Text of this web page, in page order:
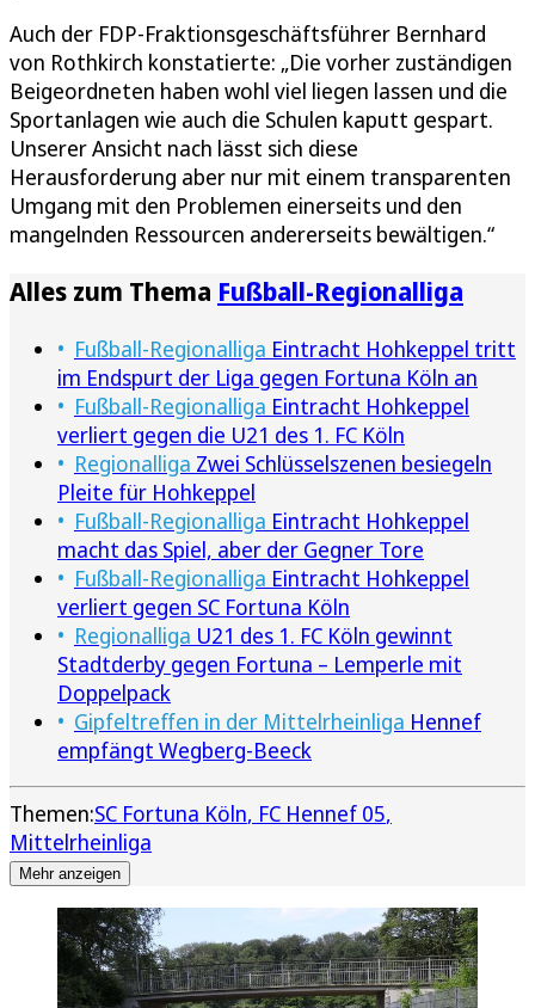
Auch der FDP-Fraktionsgeschäftsführer Bernhard
von Rothkirch konstatierte: „Die vorher zuständigen
Beigeordneten haben wohl viel liegen lassen und die
Sportanlagen wie auch die Schulen kaputt gespart.
Unserer Ansicht nach lässt sich diese
Herausforderung aber nur mit einem transparenten
Umgang mit den Problemen einerseits und den
mangelnden Ressourcen andererseits bewältigen.“
Alles zum Thema Fußball-Regionalliga
Fußball-Regionalliga Eintracht Hohkeppel tritt
im Endspurt der Liga gegen Fortuna Köln an
Fußball-Regionalliga Eintracht Hohkeppel
verliert gegen die U21 des 1. FC Köln
Regionalliga Zwei Schlüsselszenen besiegeln
Pleite für Hohkeppel
Fußball-Regionalliga Eintracht Hohkeppel
macht das Spiel, aber der Gegner Tore
Fußball-Regionalliga Eintracht Hohkeppel
verliert gegen SC Fortuna Köln
Regionalliga U21 des 1. FC Köln gewinnt
Stadtderby gegen Fortuna – Lemperle mit
Doppelpack
Gipfeltreffen in der Mittelrheinliga Hennef
empfängt Wegberg-Beeck
Themen:SC Fortuna Köln FC Hennef 05
Mittelrheinliga
Mehr anzeigen